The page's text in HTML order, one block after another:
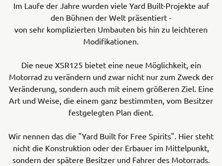
Im Laufe der Jahre wurden viele Yard Built-Projekte auf
den Bühnen der Welt präsentiert -
von sehr komplizierten Umbauten bis hin zu leichteren
Modifikationen.
Die neue XSR125 bietet eine neue Möglichkeit, ein
Motorrad zu verändern und zwar nicht nur zum Zweck der
Veränderung, sondern auch mit einem größeren Ziel. Eine
Art und Weise, die einem ganz bestimmten, vom Besitzer
festgelegten Plan dient.
Wir nennen das die "Yard Built for Free Spirits". Hier steht
nicht die Konstruktion oder der Erbauer im Mittelpunkt,
sondern der spätere Besitzer und Fahrer des Motorrads.